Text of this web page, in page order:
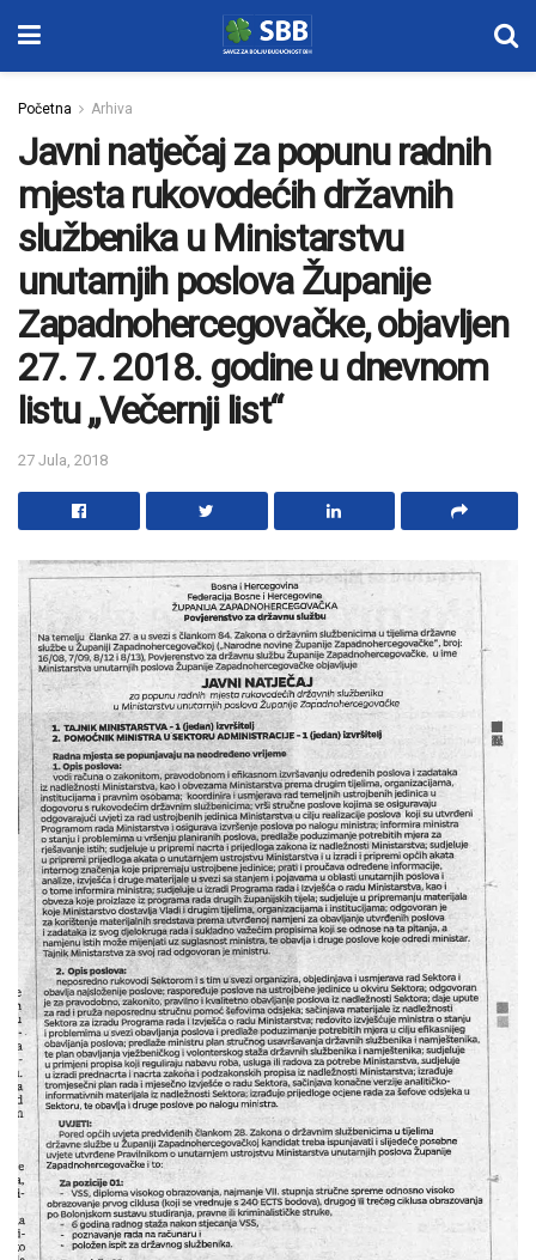
Početna Arhiva
Javni natječaj za popunu radnih
mjesta rukovodećih državnih
službenika u Ministarstvu
unutarnjih poslova Županije
Zapadnohercegovačke, objavljen
27. 7. 2018. godine u dnevnom
listu „Večernji list“
27 Jula, 2018